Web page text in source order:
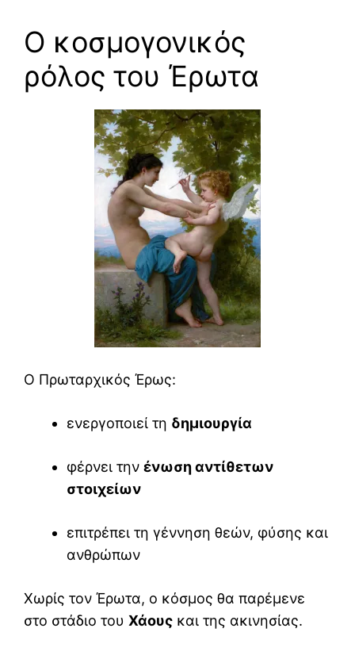
Ο κοσμογονικός
ρόλος του Έρωτα
Ο Πρωταρχικός Έρως:
ενεργοποιεί τη δημιουργία
φέρνει την ένωση αντίθετων
στοιχείων
επιτρέπει τη γέννηση θεών, φύσης και
ανθρώπων
Χωρίς τον Έρωτα, ο κόσμος θα παρέμενε
στο στάδιο του Χάους και της ακινησίας.